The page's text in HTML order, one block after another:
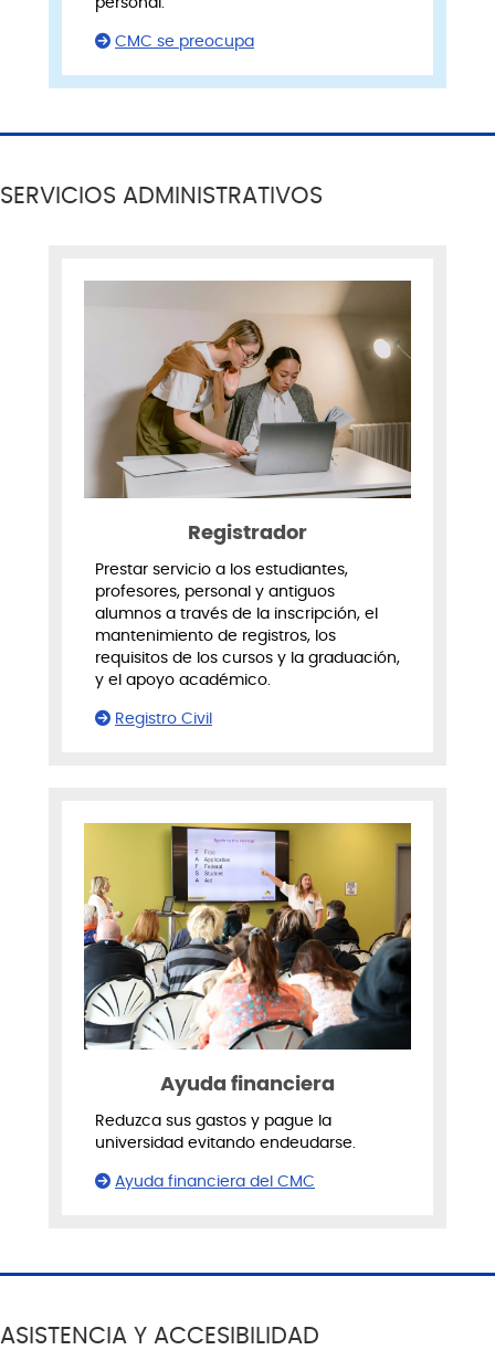
personal.
CMC se preocupa
SERVICIOS ADMINISTRATIVOS
Registrador
Prestar servicio a los estudiantes,
profesores, personal y antiguos
alumnos a través de la inscripción, el
mantenimiento de registros, los
requisitos de los cursos y la graduación,
y el apoyo académico.
Registro Civil
Ayuda financiera
Reduzca sus gastos y pague la
universidad evitando endeudarse.
Ayuda financiera del CMC
ASISTENCIA Y ACCESIBILIDAD